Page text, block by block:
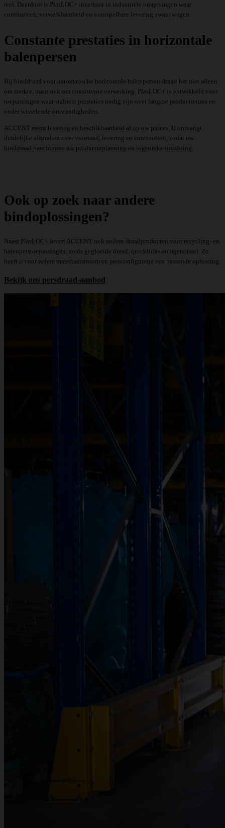
reel. Daardoor is PlasLOC+ inzetbaar in industriële omgevingen waar
continuïteit, verwerkbaarheid en voorspelbare levering zwaar wegen.
Constante prestaties in horizontale
balenpersen
Bij binddraad voor automatische horizontale balenpersen draait het niet alleen
om sterkte, maar ook om consistente verwerking. PlasLOC+ is ontwikkeld voor
toepassingen waar stabiele prestaties nodig zijn over langere productieruns en
onder wisselende omstandigheden.
ACCENT stemt levering en beschikbaarheid af op uw proces. U ontvangt
duidelijke afspraken over voorraad, levering en continuïteit, zodat uw
binddraad past binnen uw productieplanning en logistieke inrichting.
Ook op zoek naar andere
bindoplossingen?
Naast PlasLOC+ levert ACCENT ook andere draadproducten voor recycling- en
balenperstoepassingen, zoals gegloeide draad, quicklinks en ogendraad. Zo
heeft u voor iedere materiaalstroom en persconfiguratie een passende oplossing.
Bekijk ons persdraad-aanbod